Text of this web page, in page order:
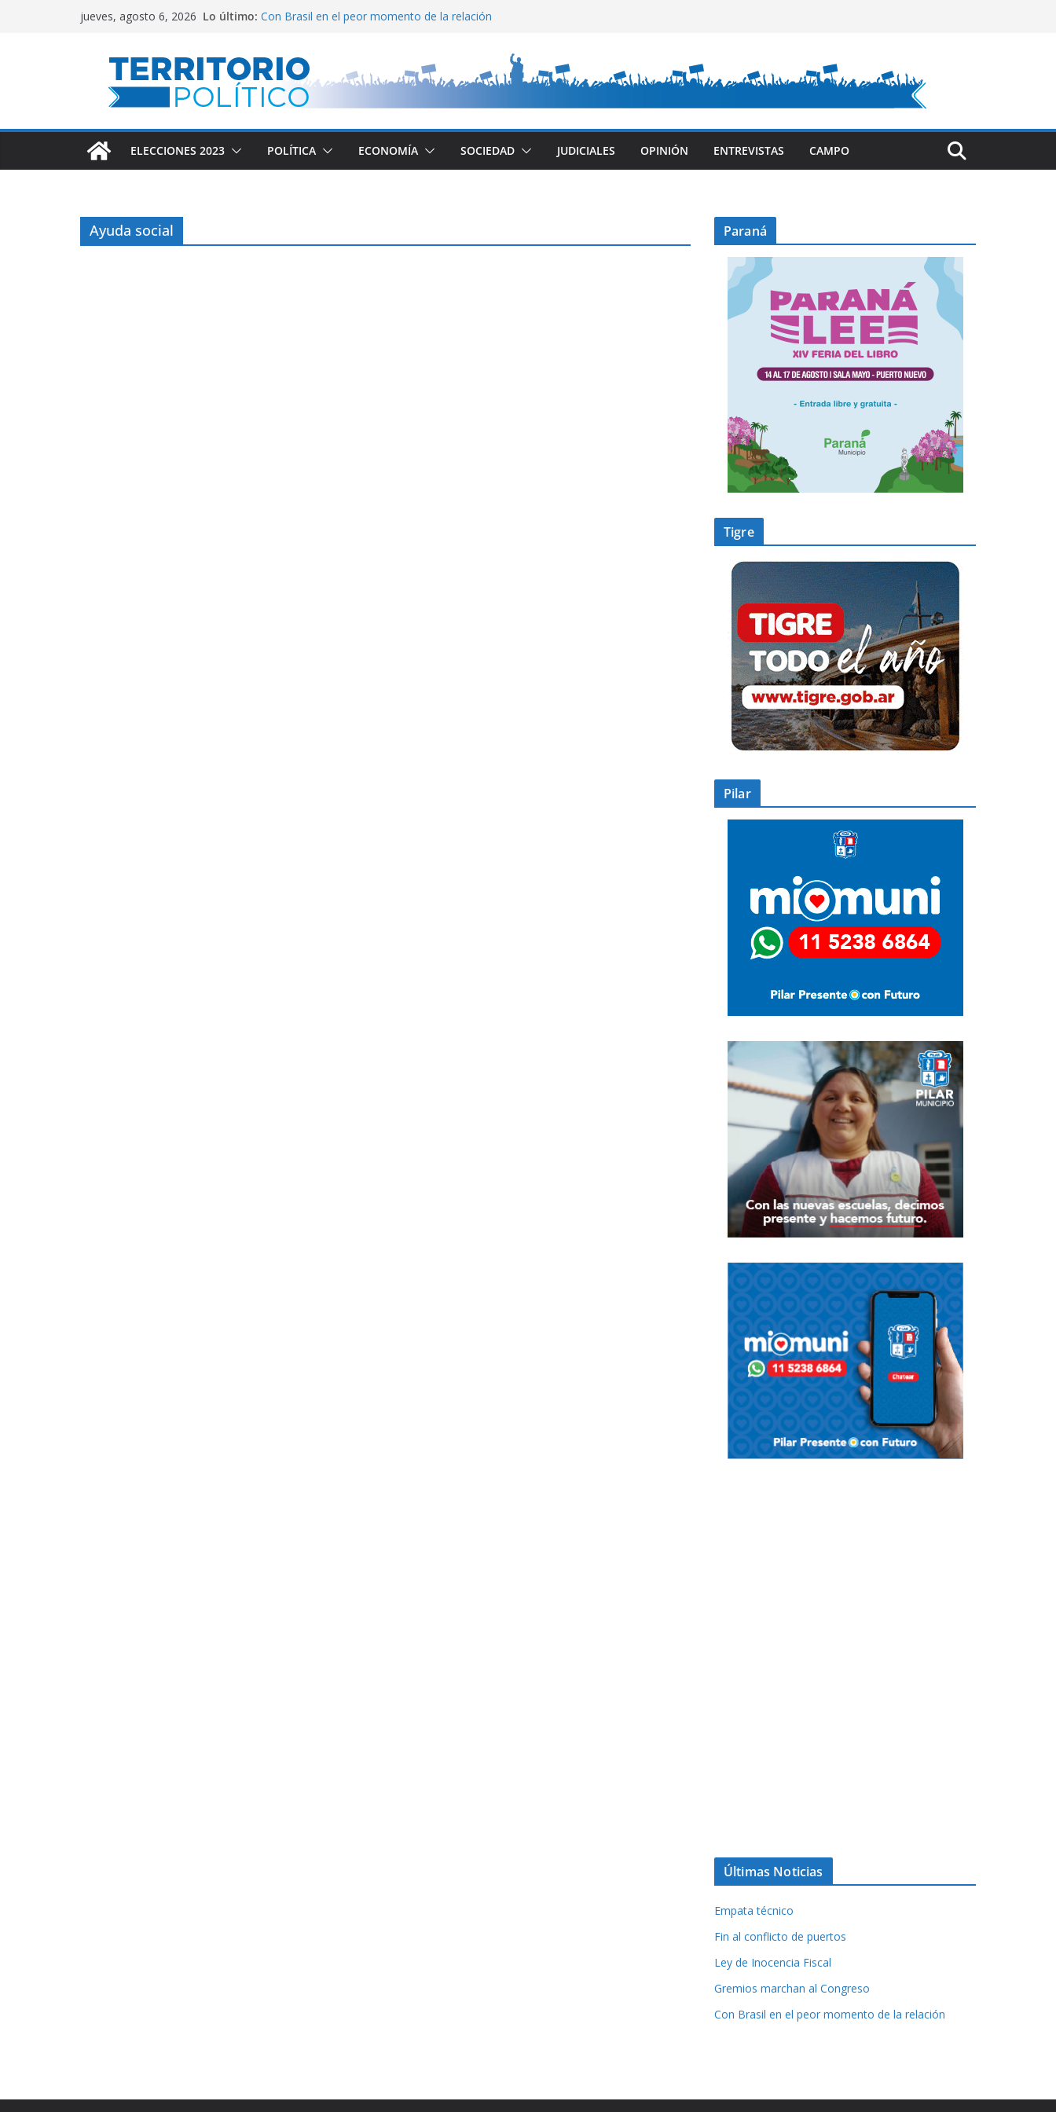
jueves, agosto 6, 2026 Lo último: Con Brasil en el peor momento de la relación
Ley de Inocencia Fiscal
Gremios marchan al Congreso
ELECCIONES 2023 POLÍTICA ECONOMÍA SOCIEDAD JUDICIALES OPINIÓN ENTREVISTAS CAMPO
Ayuda social Paraná
Tigre
Pilar
Últimas Noticias
Empata técnico
Fin al conflicto de puertos
Ley de Inocencia Fiscal
Gremios marchan al Congreso
Con Brasil en el peor momento de la relación